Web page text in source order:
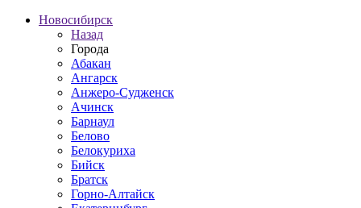
Новосибирск
Назад
Города
Абакан
Ангарск
Анжеро-Судженск
Ачинск
Барнаул
Белово
Белокуриха
Бийск
Братск
Горно-Алтайск